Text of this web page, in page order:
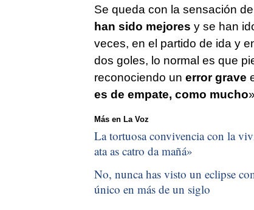
Se queda con la sensación
han sido mejores y se han
veces, en el partido de ida y
dos goles, lo normal es que
reconociendo un error grave
es de empate, como mucho
Más en La Voz
La tortuosa convivencia con la
ata as catro da mañá»
No, nunca has visto un eclipse
único en más de un siglo